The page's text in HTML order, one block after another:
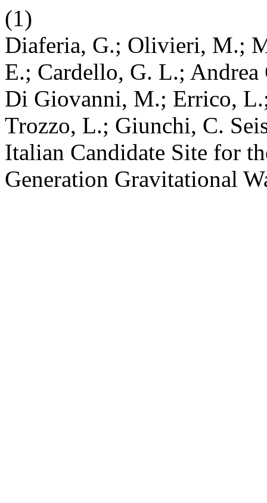
(1)
Diaferia, G.; Olivieri, M.;
E.; Cardello, G. L.; Andrea
Di Giovanni, M.; Errico,
Trozzo, L.; Giunchi, C.
Italian Candidate Site for
Generation Gravitational